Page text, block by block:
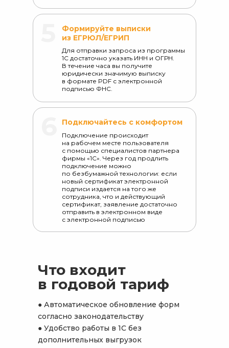
Формируйте выписки
из ЕГРЮЛ/ЕГРИП
Для отправки запроса из программы
1С достаточно указать ИНН и ОГРН.
В течение часа вы получите
юридически значимую выписку
в формате PDF с электронной
подписью ФНС.
Подключайтесь с комфортом
Подключение происходит
на рабочем месте пользователя
с помощью специалистов партнера
фирмы «1С». Через год продлить
подключение можно
по безбумажной технологии: если
новый сертификат электронной
подписи издается на того же
сотрудника, что и действующий
сертификат, заявление достаточно
отправить в электронном виде
с электронной подписью
Что входит
в годовой тариф
● Автоматическое обновление форм
согласно законодательству
● Удобство работы в 1С без
дополнительных выгрузок